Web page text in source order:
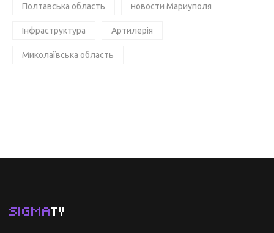
Полтавська область новости Мариуполя
Інфраструктура Артилерія
Миколаївська область
SIGMATV